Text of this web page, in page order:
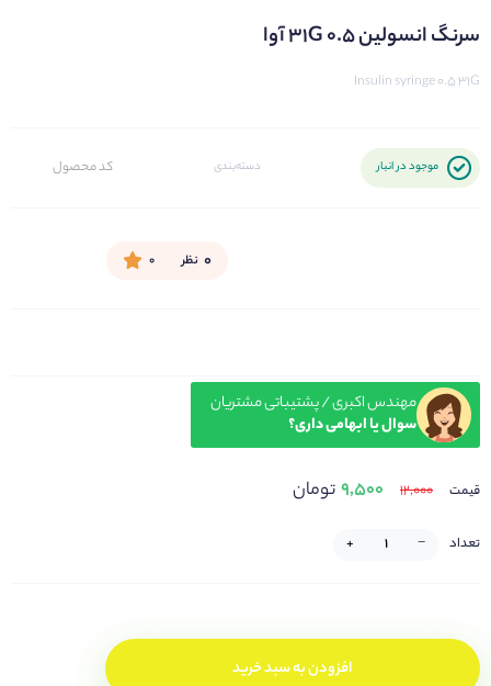
سرنگ انسولین 0.5 31G آوا
Insulin syringe 0.5 31G
موجود در انبار دسته‌بندی کد محصول
۰ نظر ۰
مهندس اکبری / پشتیباتی مشتریان
سوال یا ابهامی داری؟
قیمت ۱۲,۰۰۰ ۹,۵۰۰تومان
تعداد −
+
افزودن به سبد خرید